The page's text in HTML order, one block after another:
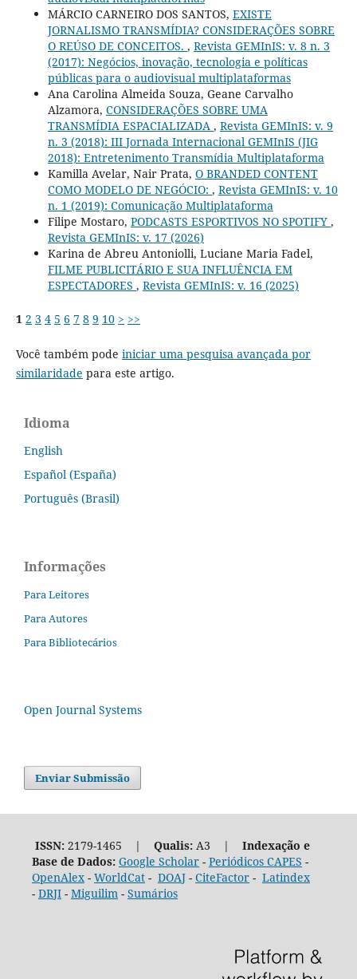
MÁRCIO CARNEIRO DOS SANTOS, EXISTE
JORNALISMO TRANSMÍDIA? CONSIDERAÇÕES SOBRE
O REÚSO DE CONCEITOS. , Revista GEMInIS: v. 8 n. 3
(2017): Negócios, inovação, tecnologia e políticas
públicas para o audiovisual multiplataformas
Ana Carolina Almeida Souza, Geane Carvalho
Alzamora, CONSIDERAÇÕES SOBRE UMA
TRANSMÍDIA ESPACIALIZADA , Revista GEMInIS: v. 9
n. 3 (2018): III Jornada Internacional GEMInIS (JIG
2018): Entretenimento Transmídia Multiplataforma
Kamilla Avelar, Nair Prata, O BRANDED CONTENT
COMO MODELO DE NEGÓCIO: , Revista GEMInIS: v. 10
n. 1 (2019): Comunicação Multiplataforma
Filipe Mostaro, PODCASTS ESPORTIVOS NO SPOTIFY ,
Revista GEMInIS: v. 17 (2026)
Karina de Abreu Antoniolli, Luciane Maria Fadel,
FILME PUBLICITÁRIO E SUA INFLUÊNCIA EM
ESPECTADORES , Revista GEMInIS: v. 16 (2025)
1 2 3 4 5 6 7 8 9 10 > >>
Você também pode iniciar uma pesquisa avançada por
similaridade para este artigo.
Idioma
English
Español (España)
Português (Brasil)
Informações
Para Leitores
Para Autores
Para Bibliotecários
Open Journal Systems
Enviar Submissão
ISSN:2179-1465 | Qualis:A3 | Indexação e
Base de Dados: Google Scholar- Periódicos CAPES -
OpenAlex- WorldCat- DOAJ- CiteFactor- Latindex
- DRJI- Miguilim- Sumários